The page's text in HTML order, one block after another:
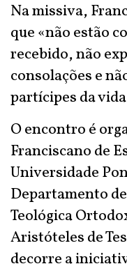
Na missiva,
que «não estão
recebido, não
consolações e
partícipes da
O encontro é
Franciscano de
Universidade
Departamento
Teológica
Aristóteles de
decorre a